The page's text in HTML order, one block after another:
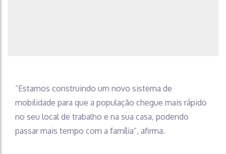
“Estamos construindo um novo sistema de
mobilidade para que a população chegue mais rápido
no seu local de trabalho e na sua casa, podendo
passar mais tempo com a família”, afirma.